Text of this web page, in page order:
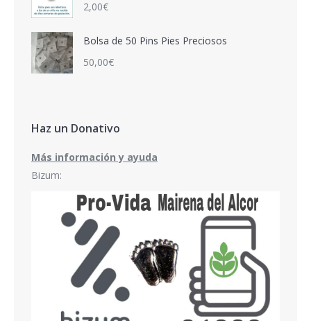
2,00€
Bolsa de 50 Pins Pies Preciosos
50,00€
Haz un Donativo
Más información y ayuda
Bizum: